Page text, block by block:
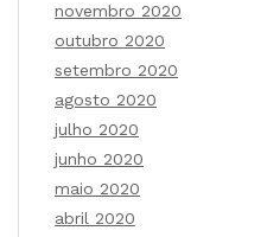
novembro 2020
outubro 2020
setembro 2020
agosto 2020
julho 2020
junho 2020
maio 2020
abril 2020